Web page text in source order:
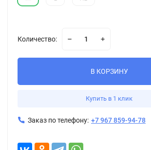
Количество:
В КОРЗИНУ
Купить в 1 клик
Заказ по телефону: +7 967 859-94-78